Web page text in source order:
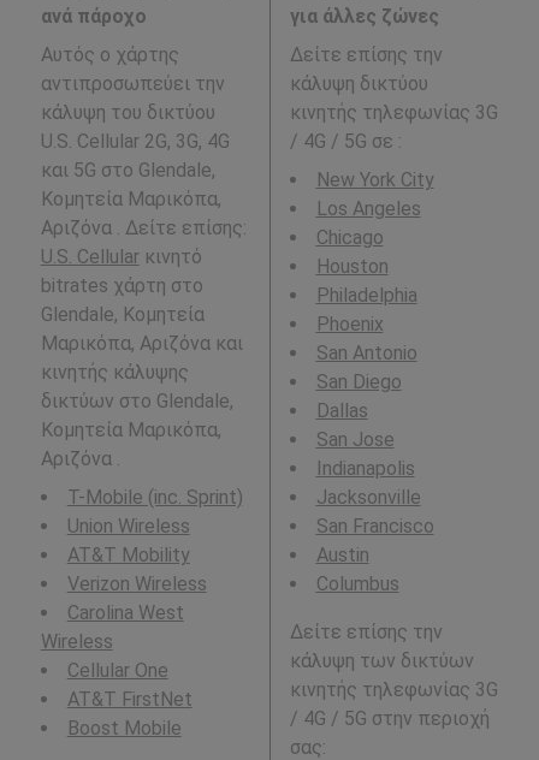
ανά πάροχο
Αυτός ο χάρτης
αντιπροσωπεύει την
κάλυψη του δικτύου
U.S. Cellular 2G, 3G, 4G
και 5G στο Glendale,
Κομητεία Μαρικόπα,
Αριζόνα . Δείτε επίσης:
U.S. Cellularκινητό
bitrates χάρτη στο
Glendale, Κομητεία
Μαρικόπα, Αριζόνα και
κινητής κάλυψης
δικτύων στο Glendale,
Κομητεία Μαρικόπα,
Αριζόνα .
T-Mobile (inc. Sprint)
Union Wireless
AT&T Mobility
Verizon Wireless
Carolina West
Wireless
Cellular One
AT&T FirstNet
Boost Mobile
για άλλες ζώνες
Δείτε επίσης την
κάλυψη δικτύου
κινητής τηλεφωνίας 3G
/ 4G / 5G σε :
New York City
Los Angeles
Chicago
Houston
Philadelphia
Phoenix
San Antonio
San Diego
Dallas
San Jose
Indianapolis
Jacksonville
San Francisco
Austin
Columbus
Δείτε επίσης την
κάλυψη των δικτύων
κινητής τηλεφωνίας 3G
/ 4G / 5G στην περιοχή
σας: